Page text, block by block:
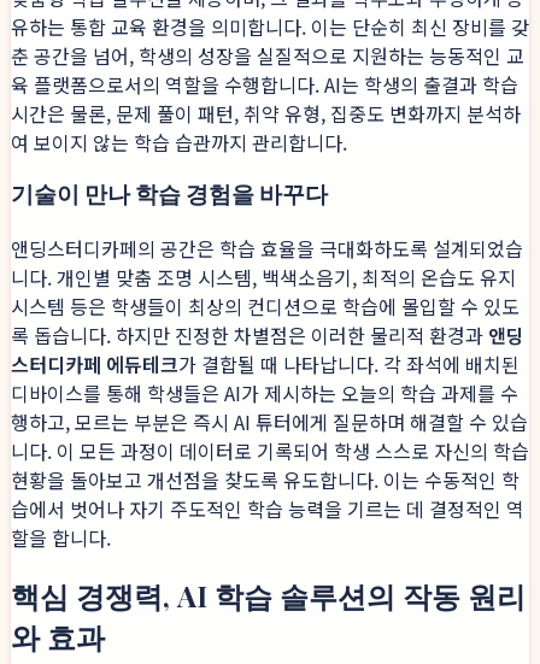
유하는 통합 교육 환경을 의미합니다. 이는 단순히 최신 장비를 갖
춘 공간을 넘어, 학생의 성장을 실질적으로 지원하는 능동적인 교
육 플랫폼으로서의 역할을 수행합니다. AI는 학생의 출결과 학습
시간은 물론, 문제 풀이 패턴, 취약 유형, 집중도 변화까지 분석하
여 보이지 않는 학습 습관까지 관리합니다.
기술이 만나 학습 경험을 바꾸다
앤딩스터디카페의 공간은 학습 효율을 극대화하도록 설계되었습
니다. 개인별 맞춤 조명 시스템, 백색소음기, 최적의 온습도 유지
시스템 등은 학생들이 최상의 컨디션으로 학습에 몰입할 수 있도
록 돕습니다. 하지만 진정한 차별점은 이러한 물리적 환경과 앤딩
스터디카페 에듀테크가 결합될 때 나타납니다. 각 좌석에 배치된
디바이스를 통해 학생들은 AI가 제시하는 오늘의 학습 과제를 수
행하고, 모르는 부분은 즉시 AI 튜터에게 질문하며 해결할 수 있습
니다. 이 모든 과정이 데이터로 기록되어 학생 스스로 자신의 학습
현황을 돌아보고 개선점을 찾도록 유도합니다. 이는 수동적인 학
습에서 벗어나 자기 주도적인 학습 능력을 기르는 데 결정적인 역
할을 합니다.
핵심 경쟁력, AI 학습 솔루션의 작동 원리
와 효과